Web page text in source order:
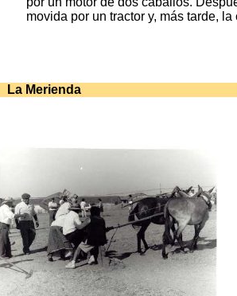
movida por un tractor y, más tarde,
La Merienda